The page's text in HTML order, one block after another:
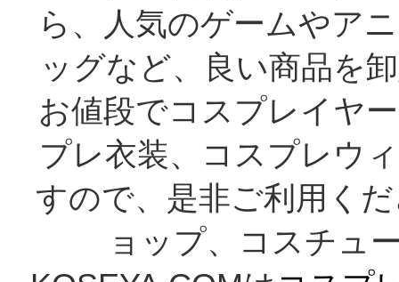
ら、人気のゲームやア
ッグなど、良い商品を
お値段でコスプレイヤ
プレ衣装、コスプレウ
すので、是非ご利用く
ョップ、コスチュ